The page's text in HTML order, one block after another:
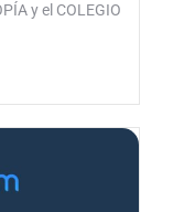
y el COLEGIO